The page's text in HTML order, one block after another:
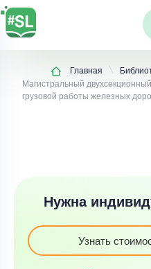
Главная
Магистральный
грузовой работы железных
Нужна
Узнать